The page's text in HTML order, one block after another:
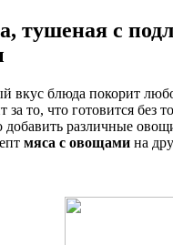
тушеная с
вкус блюда покорит
за то, что готовится без
различные
мяса с овощами на